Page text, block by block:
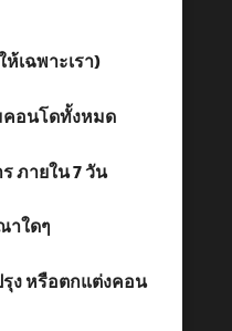
เฉพาะเรา)
อนโดทั้งหมด
ภายใน 7 วัน
าใดๆ
ง หรือตกแต่งคอน